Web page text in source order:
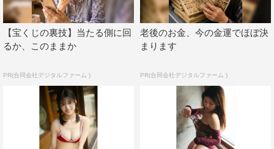
【宝くじの裏技】当たる側に回
るか、このままか
PR(合同会社デジタルファーム )
老後のお金、今の金運でほぼ決
まります
PR(合同会社デジタルファーム )